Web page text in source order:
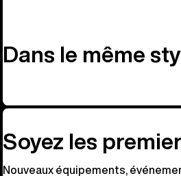
Dans le même
Soyez les
Nouveaux équipements,